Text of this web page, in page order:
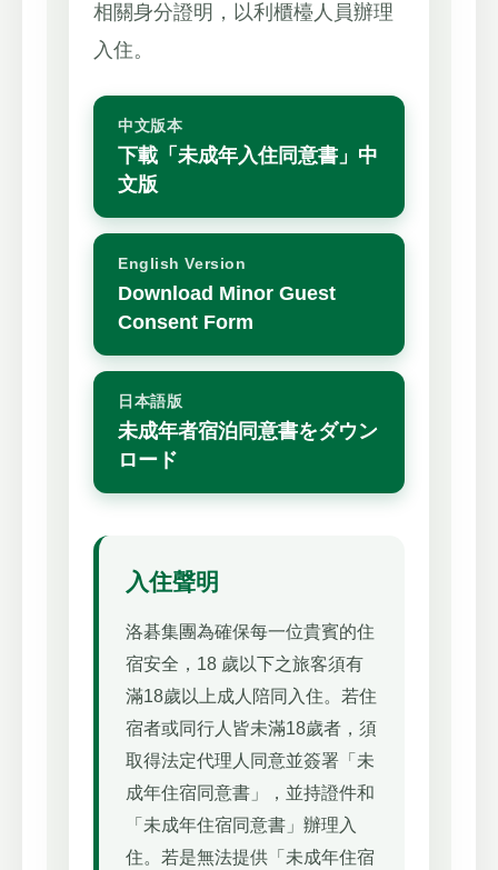
相關身分證明，以利櫃檯人員辦理
入住。
中文版本
下載「未成年入住同意書」中
文版
English Version
Download Minor Guest
Consent Form
日本語版
未成年者宿泊同意書をダウン
ロード
入住聲明
洛碁集團為確保每一位貴賓的住
宿安全，18 歲以下之旅客須有
滿18歲以上成人陪同入住。若住
宿者或同行人皆未滿18歲者，須
取得法定代理人同意並簽署「未
成年住宿同意書」，並持證件和
「未成年住宿同意書」辦理入
住。若是無法提供「未成年住宿